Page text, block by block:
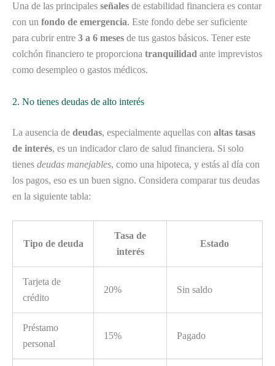
Una de las principales señales de estabilidad financiera es contar
con un fondo de emergencia. Este fondo debe ser suficiente
para cubrir entre 3 a 6 meses de tus gastos básicos. Tener este
colchón financiero te proporciona tranquilidad ante imprevistos
como desempleo o gastos médicos.
2. No tienes deudas de alto interés
La ausencia de deudas, especialmente aquellas con altas tasas
de interés, es un indicador claro de salud financiera. Si solo
tienes deudas manejables, como una hipoteca, y estás al día con
los pagos, eso es un buen signo. Considera comparar tus deudas
en la siguiente tabla:
Tipo de deuda
Tasa de
interés
Estado
Tarjeta de
crédito
20% Sin saldo
Préstamo
personal
15% Pagado